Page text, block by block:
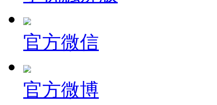
官方微信
官方微博